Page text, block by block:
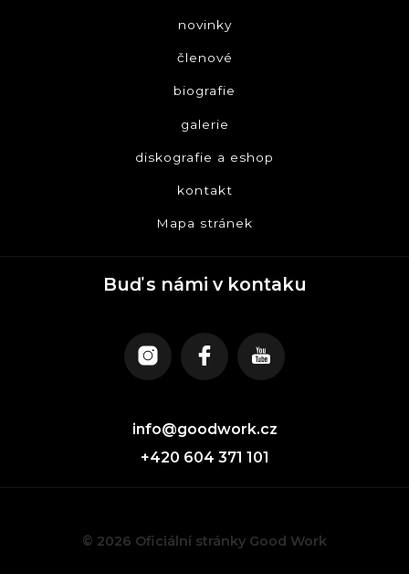
novinky
členové
biografie
galerie
diskografie a eshop
kontakt
Mapa stránek
Buď s námi v kontaku
info@goodwork.cz
+420 604 371 101
© 2026 Oficiální stránky Good Work